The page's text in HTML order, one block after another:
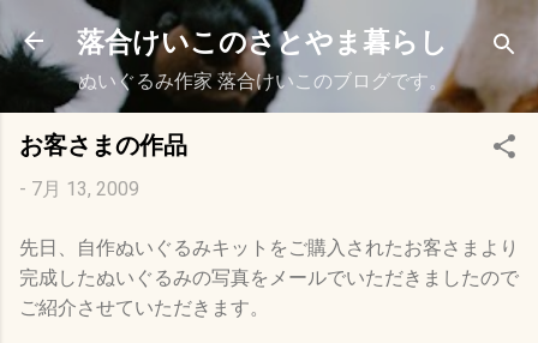
スキップしてメイン コンテンツに移動
落合けいこのさとやま暮らし
ぬいぐるみ作家 落合けいこのブログです。
お客さまの作品
- 7月 13, 2009
先日、自作ぬいぐるみキットをご購入されたお客さまより
完成したぬいぐるみの写真をメールでいただきましたので
ご紹介させていただきます。